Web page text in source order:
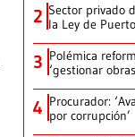
2 Sector privado
la Ley de
3 Polémica
‘gestionar
4 Procurador:
por corrupción’